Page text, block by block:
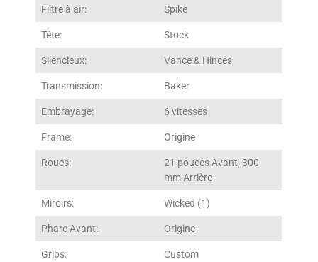
Filtre à air: Spike
Tête: Stock
Silencieux: Vance & Hinces
Transmission: Baker
Embrayage: 6 vitesses
Frame: Origine
Roues:
21 pouces Avant, 300
mm Arrière
Miroirs: Wicked (1)
Phare Avant: Origine
Grips: Custom